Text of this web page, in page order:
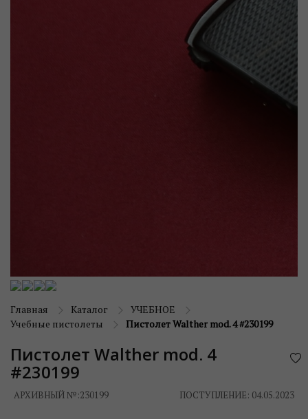
Главная Каталог
УЧЕБНОЕ
Учебные пистолеты
Пистолет Walther mod. 4 #230199
Пистолет Walther mod. 4
#230199
АРХИВНЫЙ №:230199 ПОСТУПЛЕНИЕ: 04.05.2023